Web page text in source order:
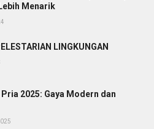
Menarik
LINGKUNGAN
2025: Gaya Modern dan